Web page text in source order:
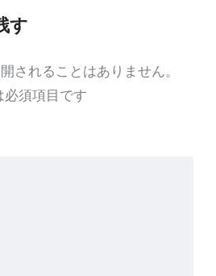
す
されることはありません。
必須項目です